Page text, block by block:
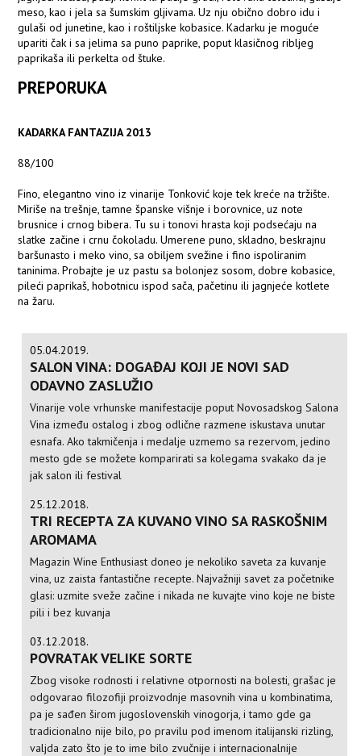
meso, kao i jela sa šumskim gljivama. Uz nju obično dobro idu i
gulaši od junetine, kao i roštiljske kobasice. Kadarku je moguće
upariti čak i sa jelima sa puno paprike, poput klasičnog ribljeg
paprikaša ili perkelta od štuke.
PREPORUKA
KADARKA FANTAZIJA 2013
88/100
Fino, elegantno vino iz vinarije Tonković koje tek kreće na tržište.
Miriše na trešnje, tamne španske višnje i borovnice, uz note
brusnice i crnog bibera. Tu su i tonovi hrasta koji podsećaju na
slatke začine i crnu čokoladu. Umerene puno, skladno, beskrajnu
baršunasto i meko vino, sa obiljem svežine i fino ispoliranim
taninima. Probajte je uz pastu sa bolonjez sosom, dobre kobasice,
pileći paprikaš, hobotnicu ispod sača, pačetinu ili jagnjeće kotlete
na žaru.
05.04.2019.
SALON VINA: DOGAĐAJ KOJI JE NOVI SAD
ODAVNO ZASLUŽIO
Vinarije vole vrhunske manifestacije poput Novosadskog Salona
Vina između ostalog i zbog odlične razmene iskustava unutar
esnafa. Ako takmičenja i medalje uzmemo sa rezervom, jedino
mesto gde se možete komparirati sa kolegama svakako da je
jak salon ili festival
25.12.2018.
TRI RECEPTA ZA KUVANO VINO SA RASKOŠNIM
AROMAMA
Magazin Wine Enthusiast doneo je nekoliko saveta za kuvanje
vina, uz zaista fantastične recepte. Najvažniji savet za početnike
glasi: uzmite sveže začine i nikada ne kuvajte vino koje ne biste
pili i bez kuvanja
03.12.2018.
POVRATAK VELIKE SORTE
Zbog visoke rodnosti i relativne otpornosti na bolesti, grašac je
odgovarao filozofiji proizvodnje masovnih vina u kombinatima,
pa je sađen širom jugoslovenskih vinogorja, i tamo gde ga
tradicionalno nije bilo, po pravilu pod imenom italijanski rizling,
valjda zato što je to ime bilo zvučnije i internacionalnije